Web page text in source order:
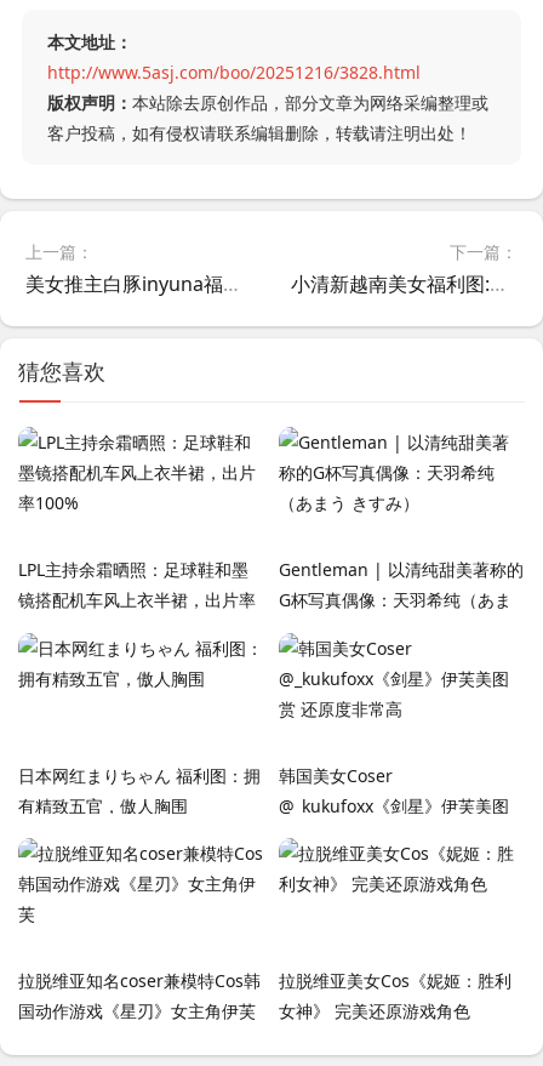
本文地址：
http://www.5asj.com/boo/20251216/3828.html
版权声明： 本站除去原创作品，部分文章为网络采编整理或
客户投稿，如有侵权请联系编辑删除，转载请注明出处！
上一篇：
美女推主白豚inyuna福利图赏：曲线丰腴性感迷人
下一篇：
小清新越南美女福利图:白皙肌肤,火辣身材诱人犯罪！
猜您喜欢
LPL主持余霜晒照：足球鞋和墨
镜搭配机车风上衣半裙，出片率
100%
Gentleman | 以清纯甜美著称的
G杯写真偶像：天羽希纯（あま
う きすみ）
日本网红まりちゃん 福利图：拥
有精致五官，傲人胸围
韩国美女Coser
‌@_kukufoxx《剑星》伊芙美图
赏 还原度非常高
拉脱维亚知名coser兼模特Cos韩
国动作游戏《星刃》女主角伊芙
拉脱维亚美女Cos《妮姬：胜利
女神》 完美还原游戏角色